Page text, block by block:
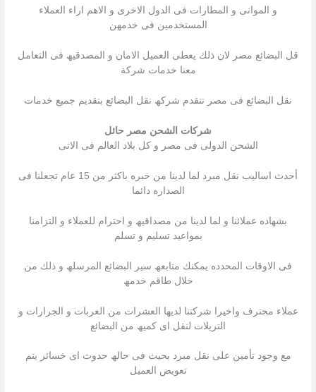
و الموانى و المطارات فى الدول الاخرى و الاھم اراء العملاء
المستخدمین فى خدمھن
قل البضائع مصر لان ذلك یعطى العمیل الامان و المصدقیھ فى التعامل
معنا خدمات شركة
نقل البضائع فى مصر تتقدم شركھ نقل البضائع بتقدیم جمیع خدمات
شركات الشحن مصر حائل
الشحن الدولى فى مصر و كل بلاد العالم فى الاتى
أحدث اسالیب نقل مبرد لما لدینا من خبره باكثر من 15 عام تجعلنا فى
الصداره دائما
بشھاده عملائنا و لما لدینا من مصداقیھ و احترام للعملاء و التزامنا
بمواعید تسلیم و تسلم
فى الاوقات المحدده یمكنك متابعھ سیر البضائع المرسلھ و ذلك من
خلال طاقم خدمھ
عملاء محترف واخیرا شركتنا لدیھا العشرات من العربات و الجرارات و
التریلات لنقل اى كمیھ من البضائع
مع وجود تأمین على نقل مبرد بحیث فى حالھ حدوث اى خسائر یتم
تعویض العمیل